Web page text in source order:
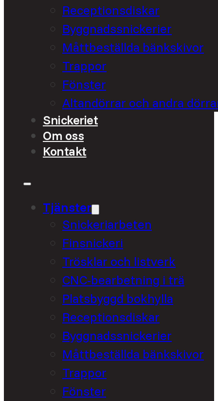
Receptionsdiskar
Byggnadssnickerier
Måttbeställda bänkskivor
Trappor
Fönster
Altandörrar och andra
Snickeriet
Om oss
Kontakt
Tjänster
Snickeriarbeten
Finsnickeri
Trösklar och listverk
CNC-bearbetning i trä
Platsbyggd bokhylla
Receptionsdiskar
Byggnadssnickerier
Måttbeställda bänkskivor
Trappor
Fönster